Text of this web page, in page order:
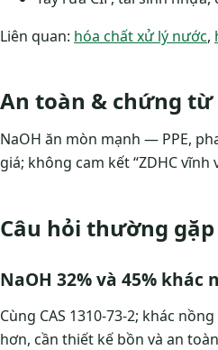
Liên quan: hóa chất xử lý nước,
An toàn & chứng từ
NaOH ăn mòn mạnh — PPE,
giá; không cam kết “ZDHC
Câu hỏi thường gặp
NaOH 32% và 45% khác
Cùng CAS 1310-73-2; khác
hơn, cần thiết kế bồn và an